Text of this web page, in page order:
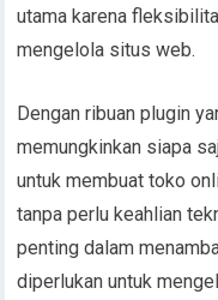
utama karena
mengelola situs web.
Dengan ribuan plugin
memungkinkan siapa
untuk membuat toko
tanpa perlu keahlian
penting dalam
diperlukan untuk